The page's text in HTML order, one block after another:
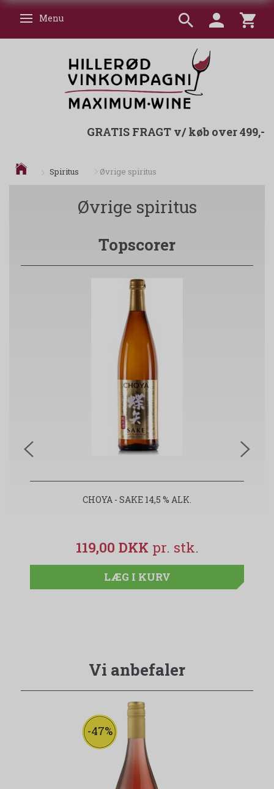
Skifte navigation
Menu
GRATIS FRAGT v/ køb over 499,-
Spiritus Øvrige spiritus
Øvrige spiritus
Topscorer
CHOYA - SAKE 14,5 % ALK.
119,00 DKK
LÆG I KURV
Vi anbefaler
-47%